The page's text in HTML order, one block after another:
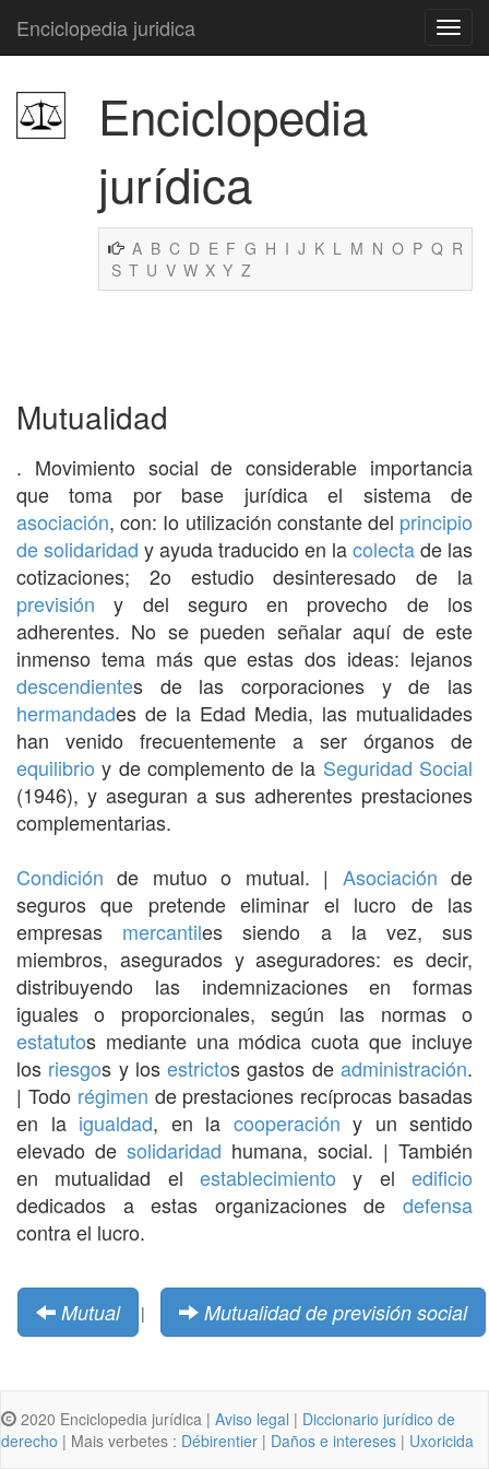
Enciclopedia juridica
Enciclopedia
jurídica
A B C D E F G H I J K L M N O P Q R
S T U V W X Y Z
Mutualidad
. Movimiento social de considerable importancia
que toma por base jurídica el sistema de
asociación, con: Io utilización constante del principio
de solidaridad y ayuda traducido en lacolectade las
cotizaciones; 2o estudio desinteresado de la
previsión y del seguro en provecho de los
adherentes. No se pueden señalar aquí de este
inmenso tema más que estas dos ideas: lejanos
descendientes de las corporaciones y de las
hermandades de la Edad Media, las mutualidades
han venido frecuentemente a ser órganos de
equilibrio y de complemento de la Seguridad Social
(1946), y aseguran a sus adherentes prestaciones
complementarias.
Condición de mutuo o mutual. | Asociación de
seguros que pretende eliminar el lucro de las
empresas mercantiles siendo a la vez, sus
miembros, asegurados y aseguradores: es decir,
distribuyendo las indemnizaciones en formas
iguales o proporcionales, según las normas o
estatutos mediante una módica cuota que incluye
los riesgos y losestrictos gastos deadministración.
| Todo régimen de prestaciones recíprocas basadas
en la igualdad, en la cooperación y un sentido
elevado de solidaridad humana, social. | También
en mutualidad el establecimiento y el edificio
dedicados a estas organizaciones de defensa
contra el lucro.
Mutual | Mutualidad de previsión social
2020 Enciclopedia jurídica | Aviso legal | Diccionario jurídico de
derecho | Mais verbetes : Débirentier | Daños e intereses | Uxoricida